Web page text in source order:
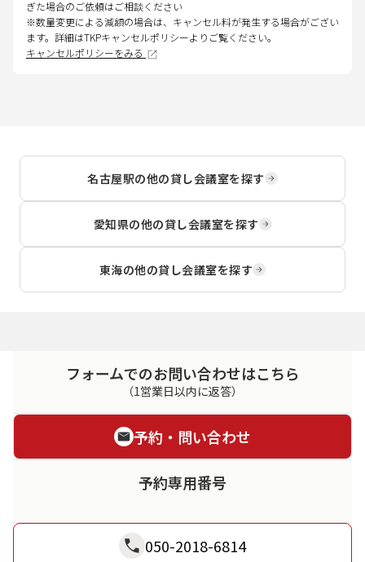
ぎた場合のご依頼はご相談ください
※数量変更による減額の場合は、キャンセル料が発生する場合がござい
ます。詳細はTKPキャンセルポリシーよりご覧ください。
キャンセルポリシーをみる
名古屋駅の他の貸し会議室を探す
愛知県の他の貸し会議室を探す
東海の他の貸し会議室を探す
フォームでのお問い合わせはこちら
（1営業日以内に返答）
予約・問い合わせ
予約専用番号
050-2018-6814